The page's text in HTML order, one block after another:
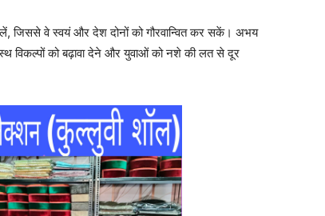
लें, जिससे वे स्वयं और देश दोनों को गौरवान्वित कर सकें। अभय
विकल्पों को बढ़ावा देने और युवाओं को नशे की लत से दूर